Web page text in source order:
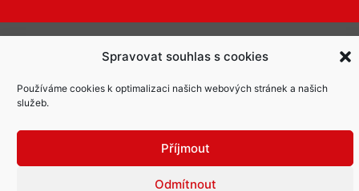
Spravovat souhlas s cookies
Používáme cookies k optimalizaci našich webových stránek a našich
služeb.
Příjmout
Odmítnout
© Město Mníšek pod Brdy